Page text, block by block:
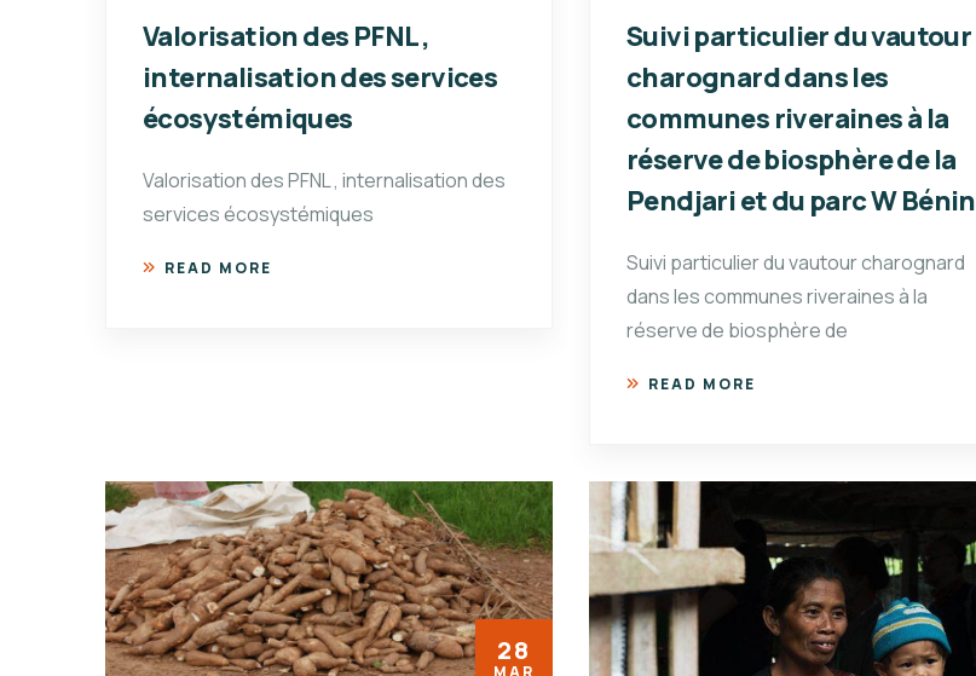
Valorisation des PFNL ,
internalisation des services
écosystémiques
Valorisation des PFNL , internalisation des
services écosystémiques
READ MORE
Suivi particulier du vautour
charognard dans les
communes riveraines à la
réserve de biosphère de la
Pendjari et du parc W Bénin
Suivi particulier du vautour charognard
dans les communes riveraines à la
réserve de biosphère de
READ MORE
28